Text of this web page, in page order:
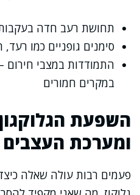
תחושת רעב חדה בעקבות
סימנים גופניים כמו
התמודדות במצבי חירום
במקרים חמורים
השפעת
ומערכת העצבים
פעמים רבות עולה שאלה